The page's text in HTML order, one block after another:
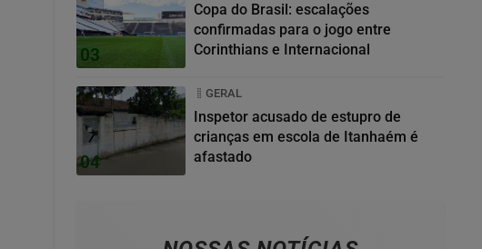
03
Copa do Brasil: escalações
confirmadas para o jogo entre
Corinthians e Internacional
04
GERAL
Inspetor acusado de estupro de
crianças em escola de Itanhaém é
afastado